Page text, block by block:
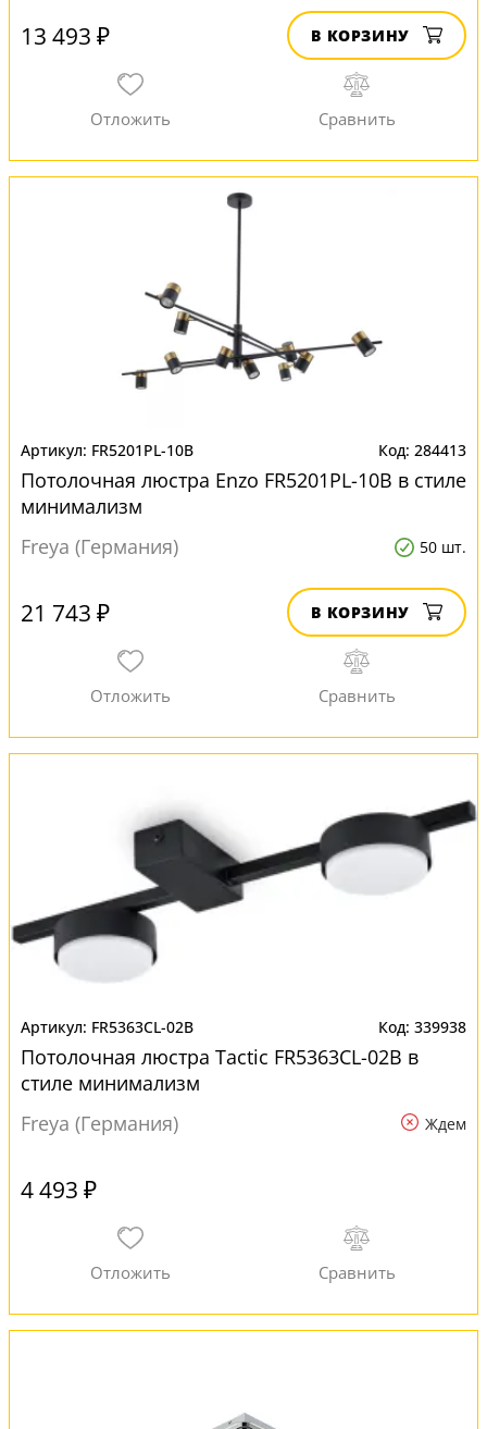
13 493 ₽ В КОРЗИНУ
FR5201PL-10B 284413
Потолочная люстра Enzo FR5201PL-10B в стиле
минимализм
Freya (Германия)
50 шт.
21 743 ₽ В КОРЗИНУ
FR5363CL-02B 339938
Потолочная люстра Tactic FR5363CL-02B в
стиле минимализм
Freya (Германия)
Ждем
4 493 ₽